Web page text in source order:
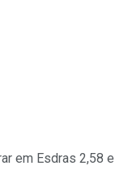
em Esdras 2,58 e